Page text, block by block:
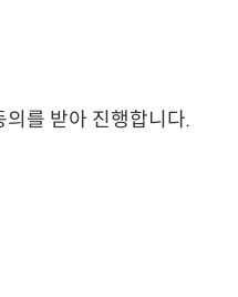
를 받아 진행합니다.